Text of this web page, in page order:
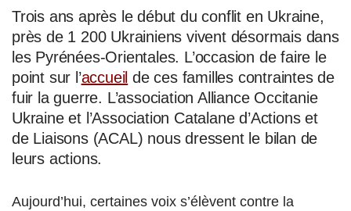
Trois ans après le début du conflit en Ukraine,
près de 1 200 Ukrainiens vivent désormais dans
les Pyrénées-Orientales. L’occasion de faire le
point sur l’accueil de ces familles contraintes de
fuir la guerre. L’association Alliance Occitanie
Ukraine et l’Association Catalane d’Actions et
de Liaisons (ACAL) nous dressent le bilan de
leurs actions.
Aujourd’hui, certaines voix s’élèvent contre la